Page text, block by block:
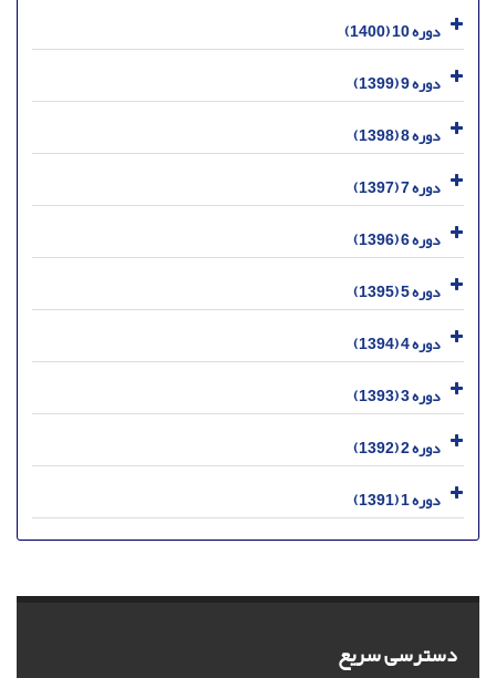
دوره 10 (1400)
دوره 9 (1399)
دوره 8 (1398)
دوره 7 (1397)
دوره 6 (1396)
دوره 5 (1395)
دوره 4 (1394)
دوره 3 (1393)
دوره 2 (1392)
دوره 1 (1391)
دسترسی سریع